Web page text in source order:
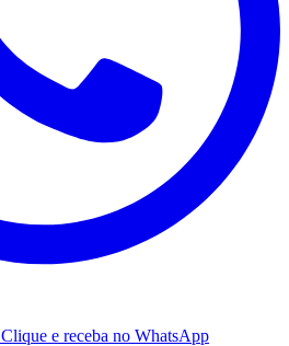
Clique e receba no WhatsApp